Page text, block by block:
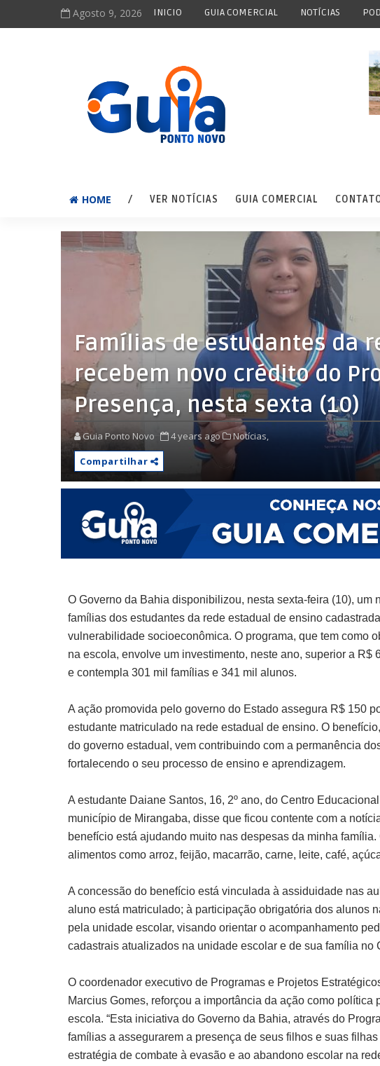
Agosto 9, 2026 INICIO GUIA COMERCIAL NOTÍCIAS
HOME / VER NOTÍCIAS GUIA COMERCIAL
Famílias de estudantes da
recebem novo crédito do
Presença, nesta sexta (10)
Guia Ponto Novo 4 years ago
Notícias,
Compartilhar
O Governo da Bahia disponibilizou, nesta sexta-feira (10), um
famílias dos estudantes da rede estadual de ensino
vulnerabilidade socioeconômica. O programa, que tem como
na escola, envolve um investimento, neste ano, superior a R$
e contempla 301 mil famílias e 341 mil alunos.
A ação promovida pelo governo do Estado assegura R$ 150
estudante matriculado na rede estadual de ensino. O
do governo estadual, vem contribuindo com a permanência
fortalecendo o seu processo de ensino e aprendizagem.
A estudante Daiane Santos, 16, 2º ano, do Centro
município de Mirangaba, disse que ficou contente com a
benefício está ajudando muito nas despesas da minha
alimentos como arroz, feijão, macarrão, carne, leite, café,
A concessão do benefício está vinculada à assiduidade nas
aluno está matriculado; à participação obrigatória dos alunos
pela unidade escolar, visando orientar o acompanhamento
cadastrais atualizados na unidade escolar e de sua família no
O coordenador executivo de Programas e Projetos
Marcius Gomes, reforçou a importância da ação como
escola. “Esta iniciativa do Governo da Bahia, através do
famílias a assegurarem a presença de seus filhos e suas
estratégia de combate à evasão e ao abandono escolar na